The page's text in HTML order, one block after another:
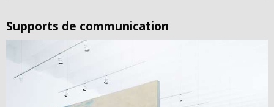
Supports de communication